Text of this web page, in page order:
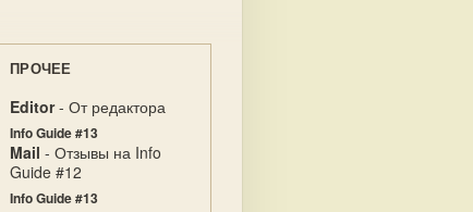
ПРОЧЕЕ
Editor- От редактора
Info Guide #13
Mail - Отзывы на Info
Guide #12
Info Guide #13